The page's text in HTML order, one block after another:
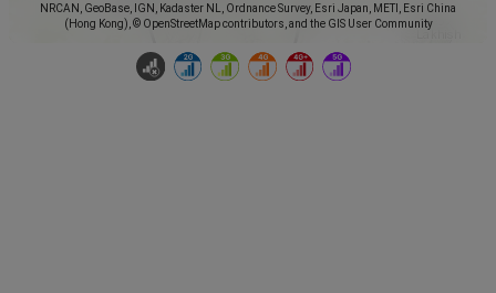
NRCAN, GeoBase, IGN, Kadaster NL, Ordnance Survey, Esri Japan, METI, Esri China
(Hong Kong), © OpenStreetMap contributors, and the GIS User Community